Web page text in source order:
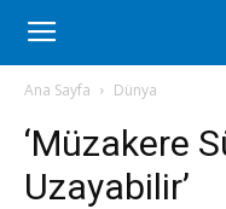
Romanya
Haber
Ana Sayfa Dünya
‘Müzakere
Uzayabilir’